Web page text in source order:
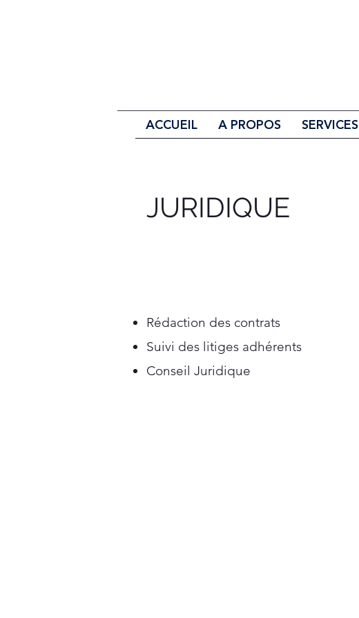
ACCUEIL A PROPOS SERVICES
JURIDIQUE
Rédaction des contrats
Suivi des litiges adhérents
Conseil Juridique